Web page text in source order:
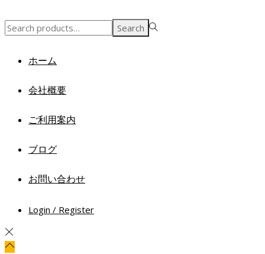
Search
for:>
Search
ホーム
会社概要
ご利用案内
ブログ
お問い合わせ
Login / Register